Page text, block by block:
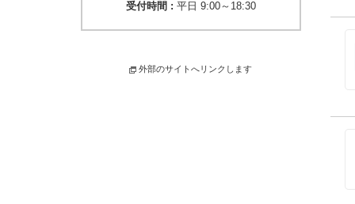
受付時間 : 平日 9:00～18:30
外部のサイトへリンクします